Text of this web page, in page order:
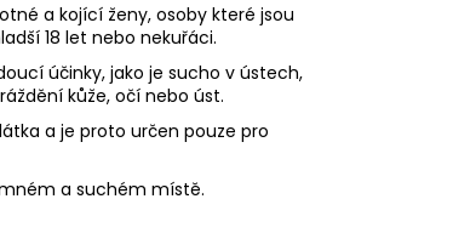
a kojící ženy, osoby které jsou
18 let nebo nekuřáci.
účinky, jako je sucho v ústech,
kůže, očí nebo úst.
a je proto určen pouze pro
a suchém místě.